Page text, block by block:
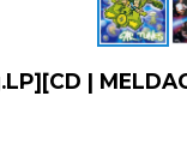
| MELDAC]